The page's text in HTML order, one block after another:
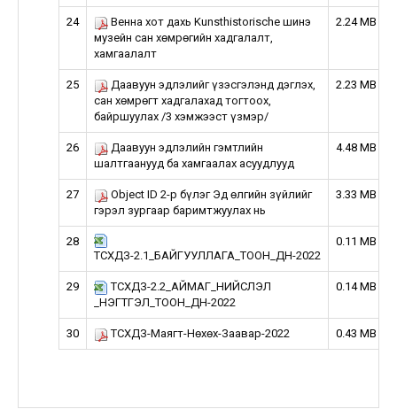
24
Венна хот дахь Kunsthistorische шинэ
музейн сан хөмрөгийн хадгалалт,
хамгаалалт
2.24 MB
25
Даавуун эдлэлийг үзэсгэлэнд дэглэх,
сан хөмрөгт хадгалахад тогтоох,
байршуулах /3 хэмжээст үзмэр/
2.23 MB
26
Даавуун эдлэлийн гэмтлийн
шалтгаанууд ба хамгаалах асуудлууд
4.48 MB
27
Object ID 2-р бүлэг Эд өлгийн зүйлийг
гэрэл зургаар баримтжуулах нь
3.33 MB
28
ТСХДЗ-2.1_БАЙГУУЛЛАГА_ТООН_ДҮН-2022
0.11 MB
29
ТСХДЗ-2.2_АЙМАГ_НИЙСЛЭЛ
_НЭГТГЭЛ_ТООН_ДҮН-2022
0.14 MB
30 ТСХДЗ-Маягт-Нөхөх-Заавар-2022 0.43 MB